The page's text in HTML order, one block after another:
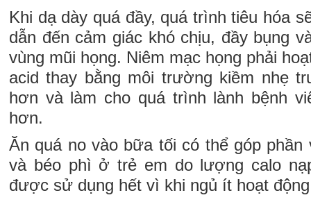
Khi dạ dày quá đầy, quá trình tiêu hóa
dẫn đến cảm giác khó chịu, đầy bụng
vùng mũi họng. Niêm mạc họng phải
acid thay bằng môi trường kiềm nhẹ
hơn và làm cho quá trình lành bệnh
hơn.
Ăn quá no vào bữa tối có thể góp
và béo phì ở trẻ em do lượng calo
được sử dụng hết vì khi ngủ ít hoạt